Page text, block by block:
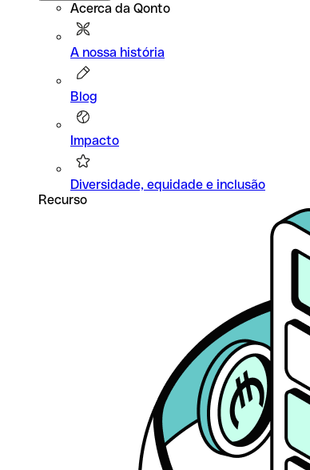
Acerca da Qonto
A nossa história
Blog
Impacto
Diversidade, equidade e inclusão
Recurso